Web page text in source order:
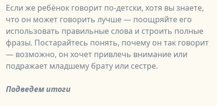
Если же ребёнок говорит по-детски, хотя вы знаете,
что он может говорить лучше — поощряйте его
использовать правильные слова и строить полные
фразы. Постарайтесь понять, почему он так говорит
— возможно, он хочет привлечь внимание или
подражает младшему брату или сестре.
Подведем итоги